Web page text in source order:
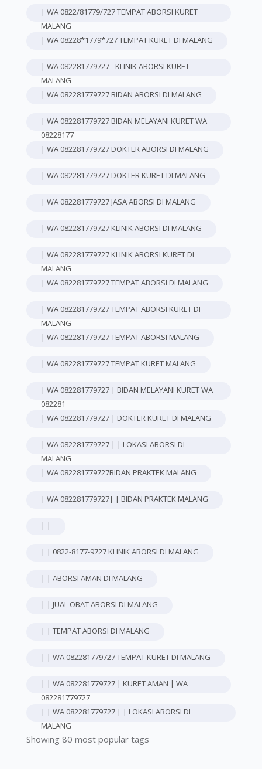
| WA 0822/81779/727 TEMPAT ABORSI KURET
MALANG
| WA 08228*1779*727 TEMPAT KURET DI MALANG
| WA 082281779727 - KLINIK ABORSI KURET
MALANG
| WA 082281779727 BIDAN ABORSI DI MALANG
| WA 082281779727 BIDAN MELAYANI KURET WA
08228177
| WA 082281779727 DOKTER ABORSI DI MALANG
| WA 082281779727 DOKTER KURET DI MALANG
| WA 082281779727 JASA ABORSI DI MALANG
| WA 082281779727 KLINIK ABORSI DI MALANG
| WA 082281779727 KLINIK ABORSI KURET DI
MALANG
| WA 082281779727 TEMPAT ABORSI DI MALANG
| WA 082281779727 TEMPAT ABORSI KURET DI
MALANG
| WA 082281779727 TEMPAT ABORSI MALANG
| WA 082281779727 TEMPAT KURET MALANG
| WA 082281779727 | BIDAN MELAYANI KURET WA
082281
| WA 082281779727 | DOKTER KURET DI MALANG
| WA 082281779727 | | LOKASI ABORSI DI
MALANG
| WA 082281779727BIDAN PRAKTEK MALANG
| WA 082281779727| | BIDAN PRAKTEK MALANG
| |
| | 0822-8177-9727 KLINIK ABORSI DI MALANG
| | ABORSI AMAN DI MALANG
| | JUAL OBAT ABORSI DI MALANG
| | TEMPAT ABORSI DI MALANG
| | WA 082281779727 TEMPAT KURET DI MALANG
| | WA 082281779727 | KURET AMAN | WA
082281779727
| | WA 082281779727 | | LOKASI ABORSI DI
MALANG
Showing 80 most popular tags